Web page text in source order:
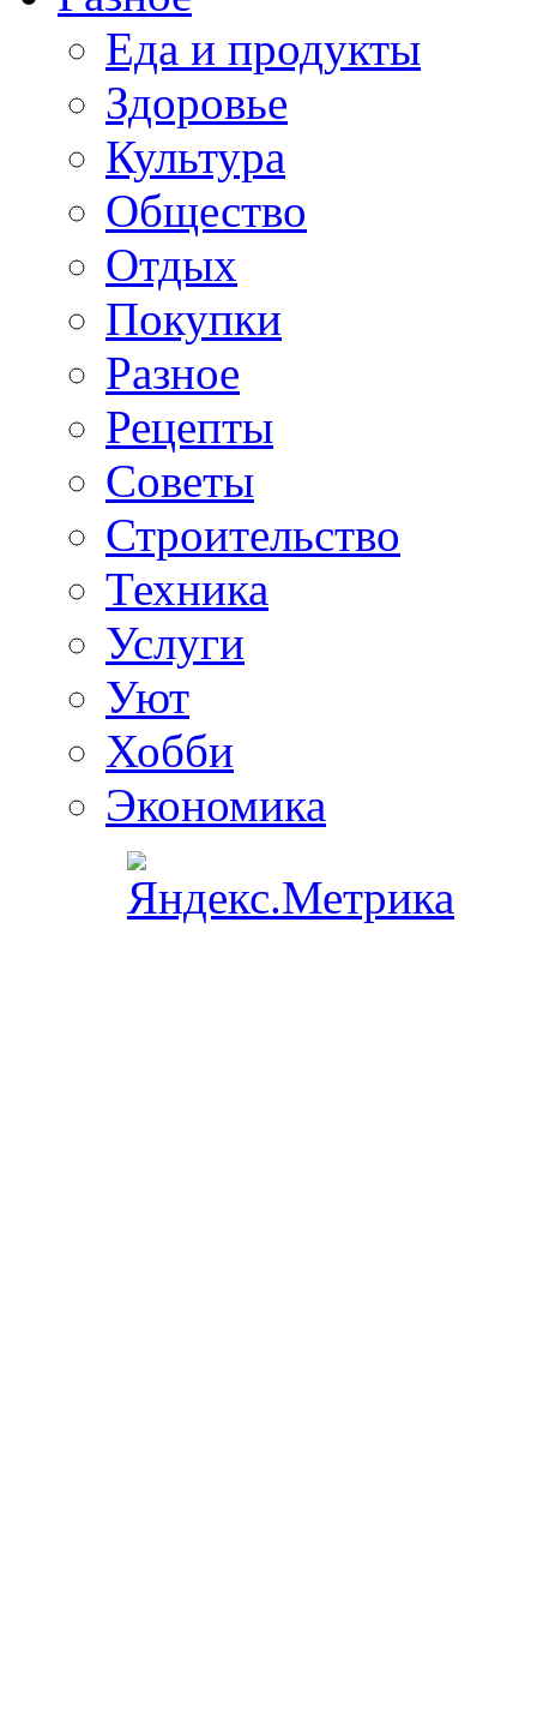
Еда и продукты
Здоровье
Культура
Общество
Отдых
Покупки
Разное
Рецепты
Советы
Строительство
Техника
Услуги
Уют
Хобби
Экономика